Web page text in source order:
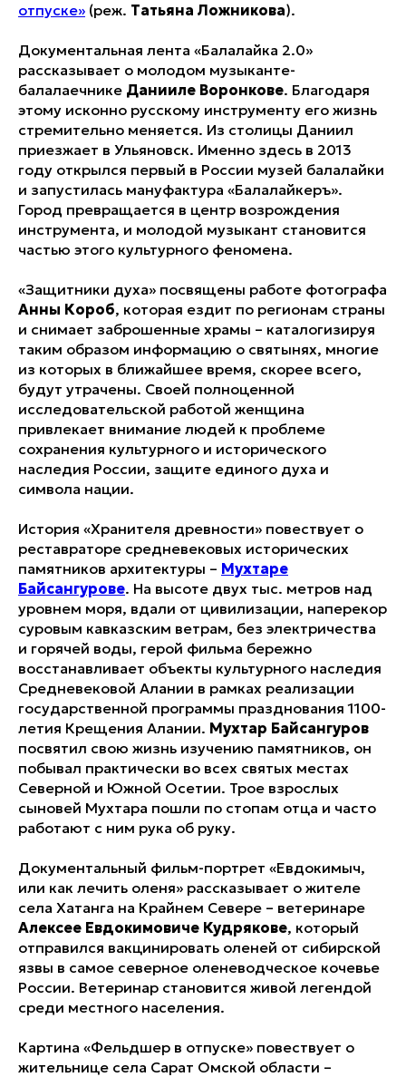
отпуске» (реж. Татьяна Ложникова).
Документальная лента «Балалайка 2.0»
рассказывает о молодом музыканте-
балалаечнике Данииле Воронкове. Благодаря
этому исконно русскому инструменту его жизнь
стремительно меняется. Из столицы Даниил
приезжает в Ульяновск. Именно здесь в 2013
году открылся первый в России музей балалайки
и запустилась мануфактура «Балалайкеръ».
Город превращается в центр возрождения
инструмента, и молодой музыкант становится
частью этого культурного феномена.
«Защитники духа» посвящены работе фотографа
Анны Короб, которая ездит по регионам страны
и снимает заброшенные храмы – каталогизируя
таким образом информацию о святынях, многие
из которых в ближайшее время, скорее всего,
будут утрачены. Своей полноценной
исследовательской работой женщина
привлекает внимание людей к проблеме
сохранения культурного и исторического
наследия России, защите единого духа и
символа нации.
История «Хранителя древности» повествует о
реставраторе средневековых исторических
памятников архитектуры – Мухтаре
Байсангурове. На высоте двух тыс. метров над
уровнем моря, вдали от цивилизации, наперекор
суровым кавказским ветрам, без электричества
и горячей воды, герой фильма бережно
восстанавливает объекты культурного наследия
Средневековой Алании в рамках реализации
государственной программы празднования 1100-
летия Крещения Алании. Мухтар Байсангуров
посвятил свою жизнь изучению памятников, он
побывал практически во всех святых местах
Северной и Южной Осетии. Трое взрослых
сыновей Мухтара пошли по стопам отца и часто
работают с ним рука об руку.
Документальный фильм-портрет «Евдокимыч,
или как лечить оленя» рассказывает о жителе
села Хатанга на Крайнем Севере – ветеринаре
Алексее Евдокимовиче Кудрякове, который
отправился вакцинировать оленей от сибирской
язвы в самое северное оленеводческое кочевье
России. Ветеринар становится живой легендой
среди местного населения.
Картина «Фельдшер в отпуске» повествует о
жительнице села Сарат Омской области –